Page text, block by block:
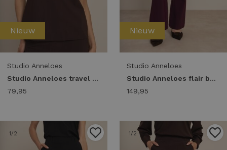
Nieuw
Studio Anneloes
Studio Anneloes travel tee 94813 T-shirt Korte mouw 8700 espresso
79,95
Nieuw
Studio Anneloes
Studio Anneloes flair bonded trousers 94800 Flared 3800 blackberry
149,95
1/2 1/2